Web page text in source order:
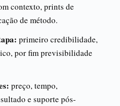
contexto, prints de
de método.
primeiro credibilidade,
por fim previsibilidade
preço, tempo,
e suporte pós-